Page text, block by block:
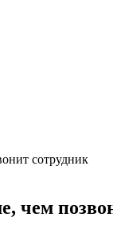
сотрудник
чем